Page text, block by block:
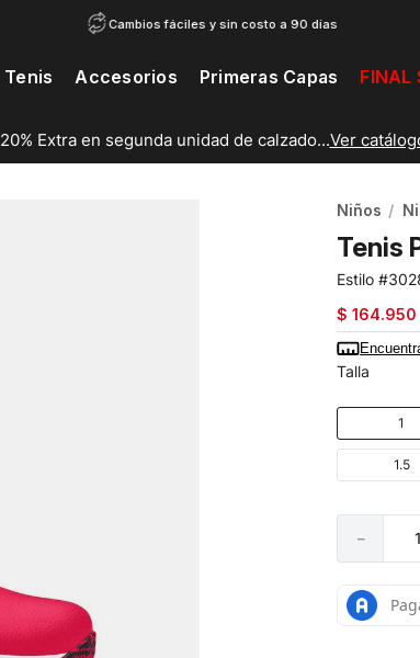
Cambios fáciles y sin costo a 90 días
Tenis Accesorios Primeras Capas FINAL
20% Extra en segunda unidad de calzado...Ver
Niños
Tenis
$ 164.950
Talla
1
1.5
－